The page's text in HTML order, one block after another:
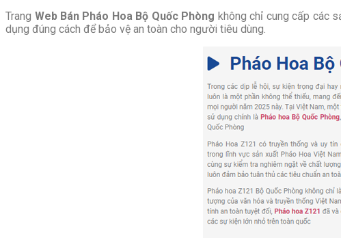
Trang Web Bán Pháo Hoa Bộ Quốc Phòng không chỉ cung cấp các
dụng đúng cách để bảo vệ an toàn cho người tiêu dùng.